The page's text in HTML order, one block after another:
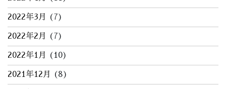
2022年3月 (7)
2022年2月 (7)
2022年1月 (10)
2021年12月 (8)